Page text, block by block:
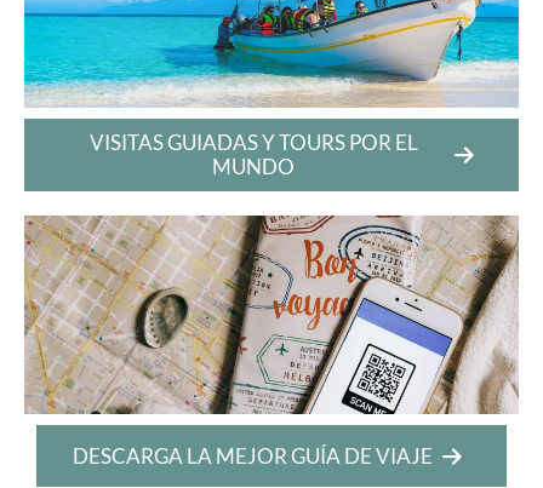
VISITAS GUIADAS Y TOURS POR EL
MUNDO
DESCARGA LA MEJOR GUÍA DE VIAJE